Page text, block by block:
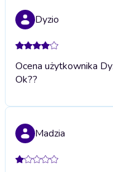
Dyzio
Ocena użytkownika
Ok??
Madzia